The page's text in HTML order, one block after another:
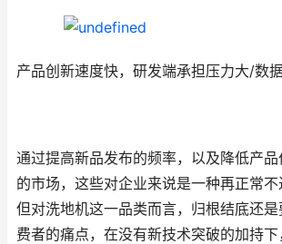
产品创新速度快，研发端承担压力大/数
通过提高新品发布的频率，以及降低产
的市场，这些对企业来说是一种再正常不
但对洗地机这一品类而言，归根结底还
费者的痛点，在没有新技术突破的加持